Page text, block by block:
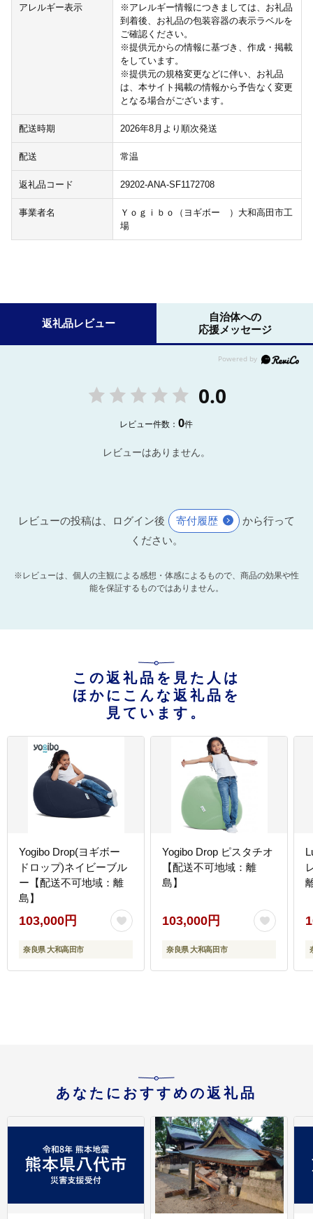
アレルギー表示
※アレルギー情報につきましては、お礼品
到着後、お礼品の包装容器の表示ラベルを
ご確認ください。
※提供元からの情報に基づき、作成・掲載
をしています。
※提供元の規格変更などに伴い、お礼品
は、本サイト掲載の情報から予告なく変更
となる場合がございます。
配送時期 2026年8月より順次発送
配送 常温
返礼品コード 29202-ANA-SF1172708
事業者名
Ｙｏｇｉｂｏ（ヨギボー ）大和高田市工
場
返礼品レビュー
自治体への
応援メッセージ
0.0
レビュー件数：0件
レビューはありません。
レビューの投稿は、ログイン後 寄付履歴
から行って
ください。
※レビューは、個人の主観による感想・体感によるもので、商品の効果や性
能を保証するものではありません。
この返礼品を見た人は
ほかにこんな返礼品を
見ています。
Yogibo Drop(ヨギボー
ドロップ)ネイビーブル
ー【配送不可地域：離
島】
103,000円
奈良県 大和高田市
Yogibo Drop ピスタチオ
【配送不可地域：離
島】
103,000円
奈良県 大和高田市
あなたにおすすめの返礼品